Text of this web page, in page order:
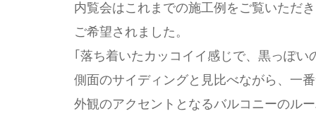
内覧会はこれまでの施工例をご覧いただ
ご希望されました。
｢落ち着いたカッコイイ感じで、黒っぽ
側面のサイディングと見比べながら、一
外観のアクセントとなるバルコニーのル